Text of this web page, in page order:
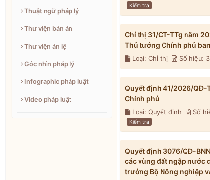
Thuật ngữ pháp lý
Thư viện bản án
Thư viện án lệ
Góc nhìn pháp lý
Infographic pháp luật
Video pháp luật
Kiểm tra
Chỉ thị 31/CT-TTg năm
Thủ tướng Chính phủ
Loại: Chỉ thị Số hiệu:
Quyết định 41/2026/QĐ-
Chính phủ
Loại: Quyết định Số
Kiểm tra
Quyết định 3076/QĐ-
các vùng đất ngập nước
trưởng Bộ Nông nghiệp